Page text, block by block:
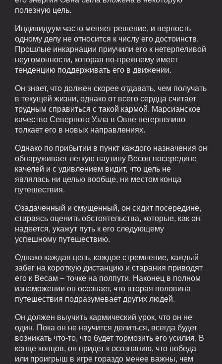
полезную цель.
Индивидуум часто меняет решение, и верность
одному делу не относится к числу его достоинств.
Прошлые инкарнации приучили его к нетерпеливой
неугомонности, которая по-прежнему имеет
тенденцию поддерживать его в движении.
Он знает, что должен скорее отдавать, чем получать
в текущей жизни, однако от всего сердца считает
трудным справиться с такой кармой. Марсианское
качество Северного Узла в Овне нетерпеливо
толкает его в новых направлениях.
Однако по прибытии в пункт каждого назначения он
обнаруживает легкую паутину Весов посередине
качелей и с удивлением видит, что цель не
являлась ни целью вообще, ни местом конца
путешествия.
Озадаченный и смущенный, он сидит посередине,
стараясь оценить обстоятельства, которые, как он
надеется, укажут путь к его следующему
успешному путешествию.
Однако каждая цель, каждое стремление, каждый
забег на короткую дистанцию и старания приводят
его к Весам – точке на полпути. Наконец в полном
изнеможении он осознает, что вторая половина
путешествия подразумевает других людей.
Он должен выучить кармический урок, что он не
один. Пока он не научится делиться, всегда будет
возникать что-то, что будет тормозить его усилия. В
конце концов, он придет к осознанию, что победа
или проигрыш в игре гораздо менее важны, чем